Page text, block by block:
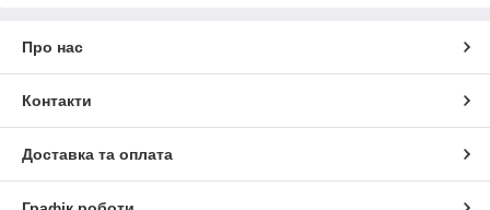
Про нас
Контакти
Доставка та оплата